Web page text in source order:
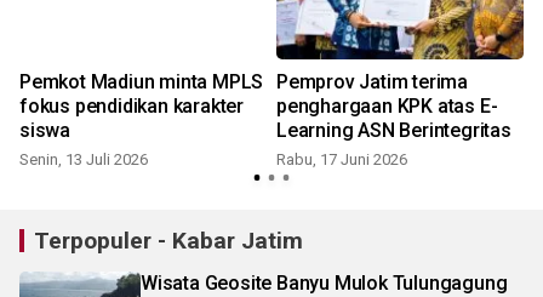
Pemkot Madiun minta MPLS
fokus pendidikan karakter
siswa
Senin, 13 Juli 2026
Pemprov Jatim terima
penghargaan KPK atas E-
Learning ASN Berintegritas
Rabu, 17 Juni 2026
Terpopuler - Kabar Jatim
Wisata Geosite Banyu Mulok Tulungagung